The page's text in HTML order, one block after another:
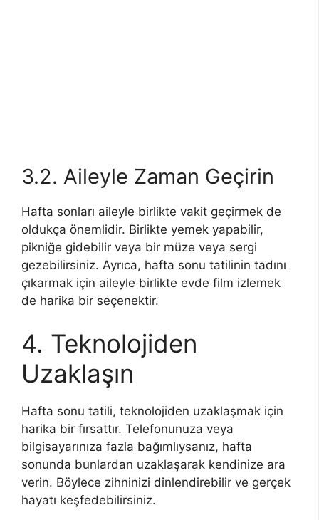
3.2. Aileyle Zaman Geçirin
Hafta sonları aileyle birlikte vakit geçirmek de
oldukça önemlidir. Birlikte yemek yapabilir,
pikniğe gidebilir veya bir müze veya sergi
gezebilirsiniz. Ayrıca, hafta sonu tatilinin tadını
çıkarmak için aileyle birlikte evde film izlemek
de harika bir seçenektir.
4. Teknolojiden
Uzaklaşın
Hafta sonu tatili, teknolojiden uzaklaşmak için
harika bir fırsattır. Telefonunuza veya
bilgisayarınıza fazla bağımlıysanız, hafta
sonunda bunlardan uzaklaşarak kendinize ara
verin. Böylece zihninizi dinlendirebilir ve gerçek
hayatı keşfedebilirsiniz.